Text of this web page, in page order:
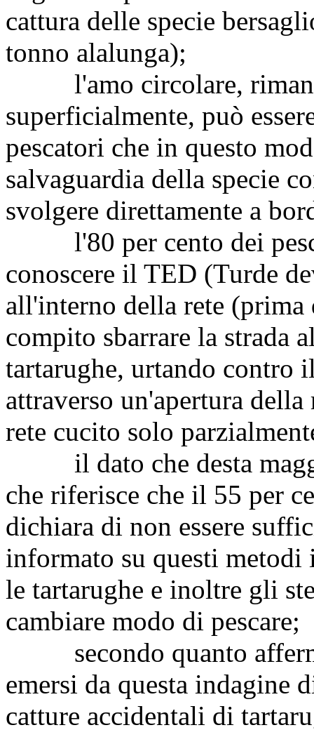
cattura delle specie
tonno alalunga);
l'amo circolare,
superficialmente, può
pescatori che in questo
salvaguardia della specie
svolgere direttamente a
l'80 per cento dei
conoscere il TED (Turde
all'interno della rete (prima
compito sbarrare la strada
tartarughe, urtando contro
attraverso un'apertura
rete cucito solo
il dato che desta
che riferisce che il 55 per
dichiara di non essere
informato su questi
le tartarughe e inoltre gli
cambiare modo di pescare;
secondo quanto
emersi da questa indagine
catture accidentali di